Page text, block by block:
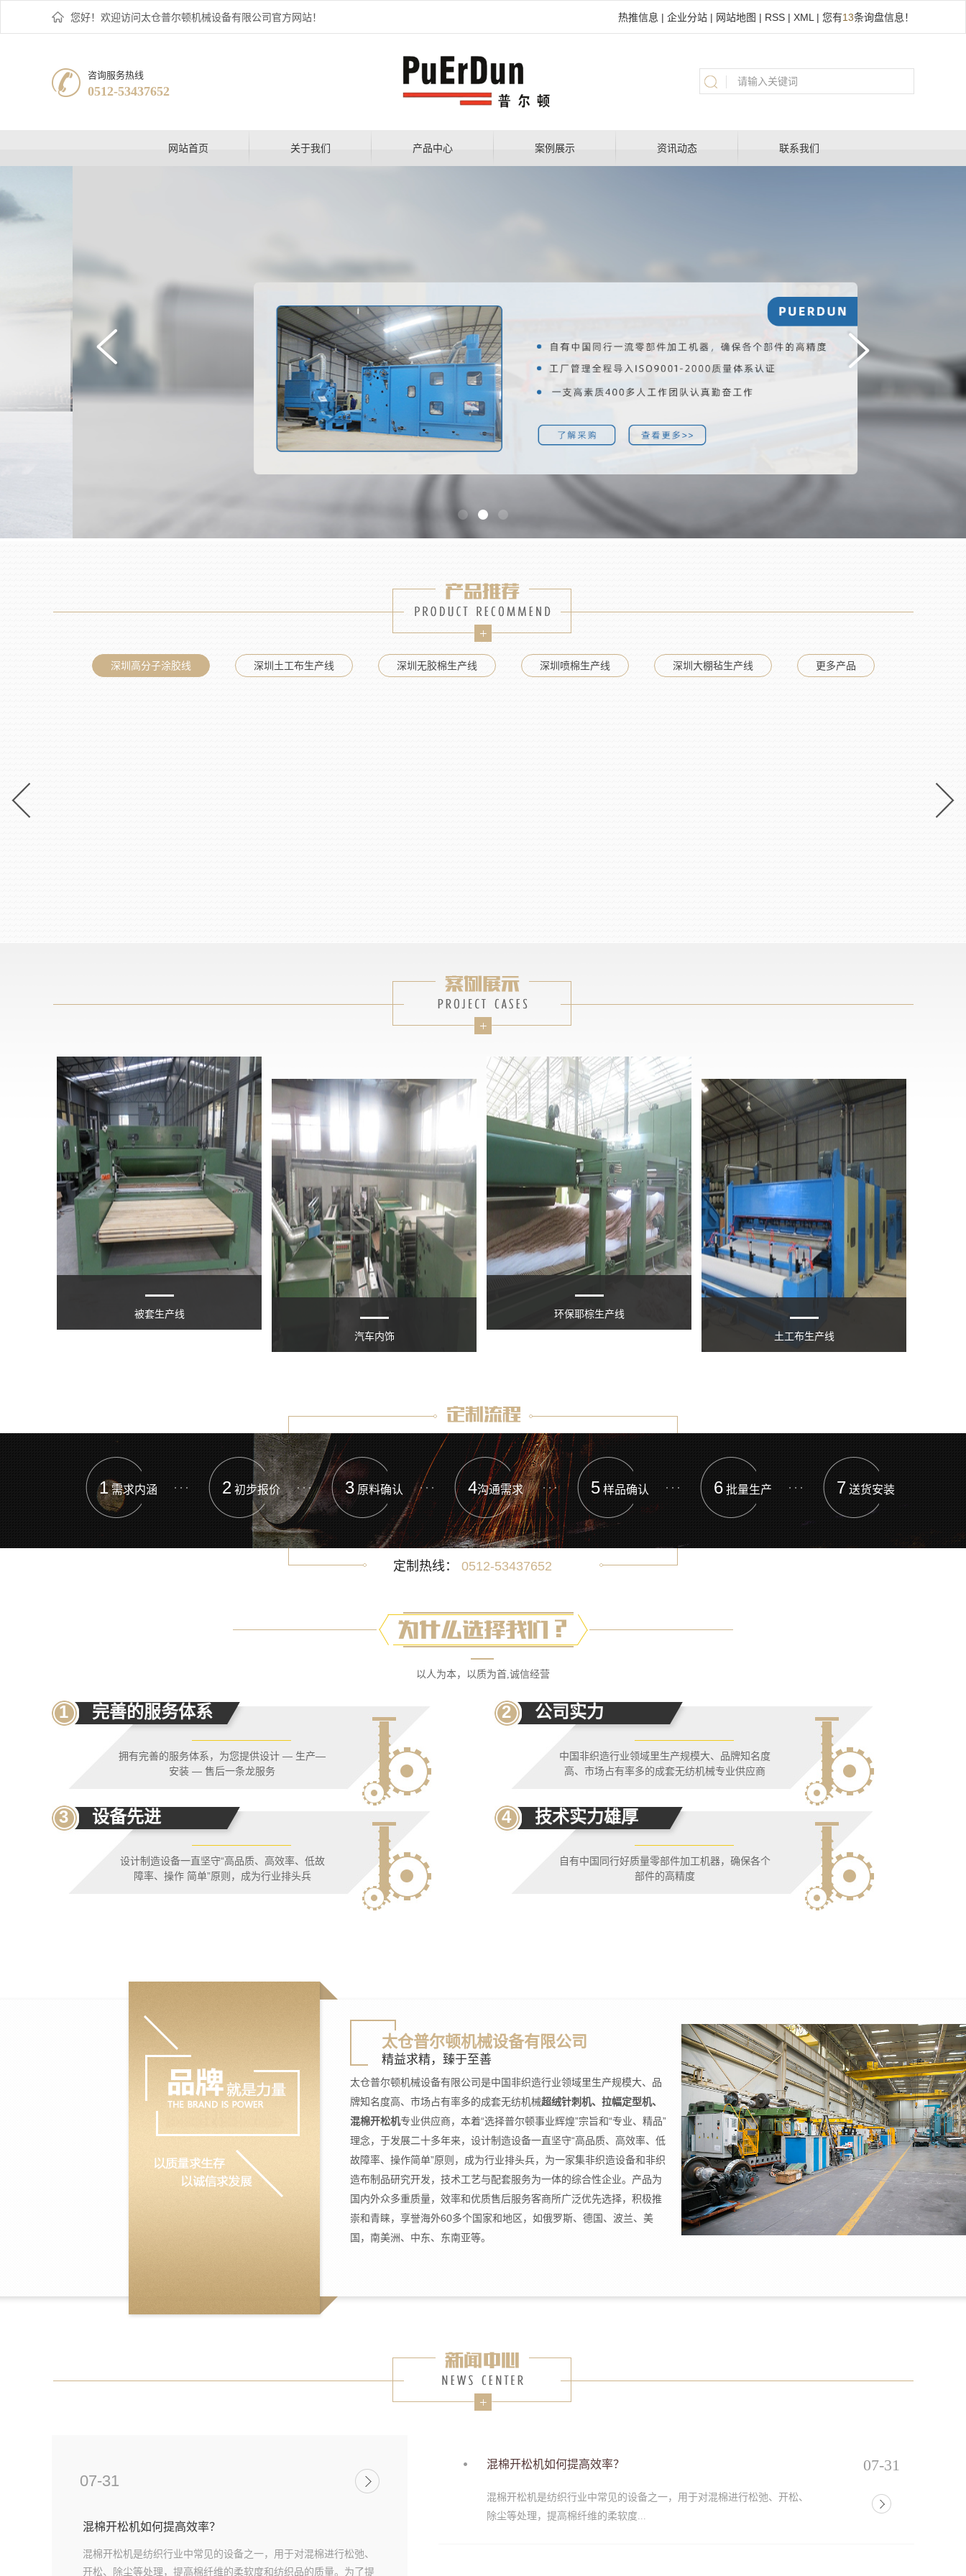
您好！欢迎访问太仓普尔顿机械设备有限公司官方网站！ 热推信息 | 企业分站 | 网站地图 | RSS | XML | 您有13条询盘信息！
咨询服务热线
0512-53437652
网站首页 关于我们 产品中心 案例展示 资讯动态 联系我们
深圳高分子涂胶线 深圳土工布生产线 深圳无胶棉生产线 深圳喷棉生产线 深圳大棚毡生产线 更多产品
被套生产线
汽车内饰
环保耶棕生产线
土工布生产线
1需求内涵 2 初步报价 3原料确认 4沟通需求 5 样品确认 6 批量生产 7 送货安装
定制热线：0512-53437652
以人为本，以质为首,诚信经营
1 完善的服务体系
拥有完善的服务体系，为您提供设计 — 生产—
安装 — 售后一条龙服务
2 公司实力
中国非织造行业领域里生产规模大、品牌知名度
高、市场占有率多的成套无纺机械专业供应商
3 设备先进
设计制造设备一直坚守“高品质、高效率、低故
障率、操作 简单”原则，成为行业排头兵
4 技术实力雄厚
自有中国同行好质量零部件加工机器，确保各个
部件的高精度
太仓普尔顿机械设备有限公司
精益求精，臻于至善
太仓普尔顿机械设备有限公司是中国非织造行业领域里生产规模大、品
牌知名度高、市场占有率多的成套无纺机械超绒针刺机、拉幅定型机、
混棉开松机专业供应商，本着“选择普尔顿事业辉煌”宗旨和“专业、精品”
理念，于发展二十多年来，设计制造设备一直坚守“高品质、高效率、低
故障率、操作简单”原则，成为行业排头兵，为一家集非织造设备和非织
造布制品研究开发，技术工艺与配套服务为一体的综合性企业。产品为
国内外众多重质量，效率和优质售后服务客商所广泛优先选择，积极推
崇和青睐，享誉海外60多个国家和地区，如俄罗斯、德国、波兰、美
国，南美洲、中东、东南亚等。
07-31
混棉开松机如何提高效率？
混棉开松机是纺织行业中常见的设备之一，用于对混棉进行松弛、
开松、除尘等处理，提高棉纤维的柔软度和纺织品的质量。为了提
混棉开松机如何提高效率？
混棉开松机是纺织行业中常见的设备之一，用于对混棉进行松弛、开松、
除尘等处理，提高棉纤维的柔软度...
07-31